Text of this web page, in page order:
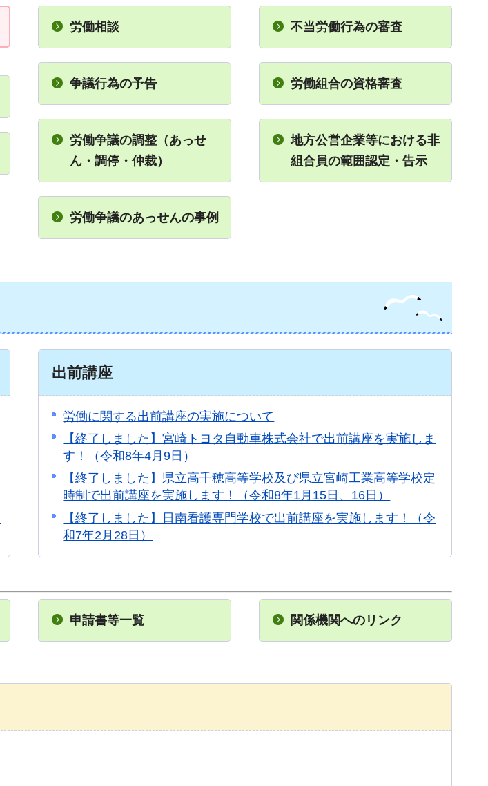
労働相談
争議行為の予告
労働争議の調整（あっせ
ん・調停・仲裁）
労働争議のあっせんの事例
不当労働行為の審査
労働組合の資格審査
地方公営企業等における非
組合員の範囲認定・告示
出前講座
労働に関する出前講座の実施について
【終了しました】宮崎トヨタ自動車株式会社で出前講座を実施しま
す！（令和8年4月9日）
【終了しました】県立高千穂高等学校及び県立宮崎工業高等学校定
時制で出前講座を実施します！（令和8年1月15日、16日）
【終了しました】日南看護専門学校で出前講座を実施します！（令
和7年2月28日）
申請書等一覧 関係機関へのリンク